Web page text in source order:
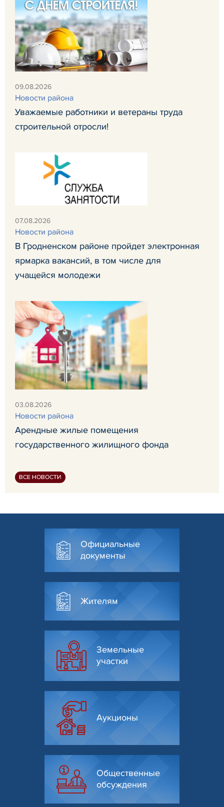
09.08.2026
Новости района
Уважаемые работники и ветераны труда
строительной отросли!
07.08.2026
Новости района
В Гродненском районе пройдет электронная
ярмарка вакансий, в том числе для
учащейся молодежи
03.08.2026
Новости района
Арендные жилые помещения
государственного жилищного фонда
ВСЕ НОВОСТИ
Официальные
документы
Жителям
Земельные
участки
Аукционы
Общественные
обсуждения